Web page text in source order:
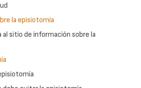
la episiotomía
al sitio de información sobre la